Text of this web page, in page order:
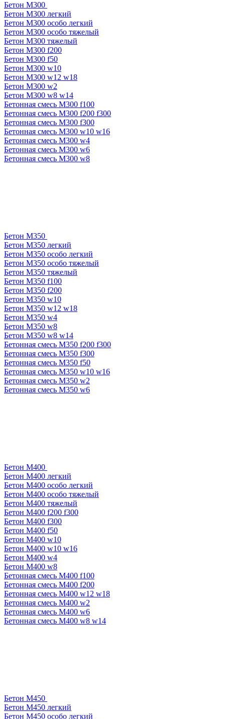
Бетон М300
Бетон М300 легкий
Бетон М300 особо легкий
Бетон М300 особо тяжелый
Бетон М300 тяжелый
Бетон М300 f200
Бетон М300 f50
Бетон М300 w10
Бетон М300 w12 w18
Бетон М300 w2
Бетон М300 w8 w14
Бетонная смесь М300 f100
Бетонная смесь М300 f200 f300
Бетонная смесь М300 f300
Бетонная смесь М300 w10 w16
Бетонная смесь М300 w4
Бетонная смесь М300 w6
Бетонная смесь М300 w8
Бетон М350
Бетон М350 легкий
Бетон М350 особо легкий
Бетон М350 особо тяжелый
Бетон М350 тяжелый
Бетон М350 f100
Бетон М350 f200
Бетон М350 w10
Бетон М350 w12 w18
Бетон М350 w4
Бетон М350 w8
Бетон М350 w8 w14
Бетонная смесь М350 f200 f300
Бетонная смесь М350 f300
Бетонная смесь М350 f50
Бетонная смесь М350 w10 w16
Бетонная смесь М350 w2
Бетонная смесь М350 w6
Бетон М400
Бетон М400 легкий
Бетон М400 особо легкий
Бетон М400 особо тяжелый
Бетон М400 тяжелый
Бетон М400 f200 f300
Бетон М400 f300
Бетон М400 f50
Бетон М400 w10
Бетон М400 w10 w16
Бетон М400 w4
Бетон М400 w8
Бетонная смесь М400 f100
Бетонная смесь М400 f200
Бетонная смесь М400 w12 w18
Бетонная смесь М400 w2
Бетонная смесь М400 w6
Бетонная смесь М400 w8 w14
Бетон М450
Бетон М450 легкий
Бетон М450 особо легкий